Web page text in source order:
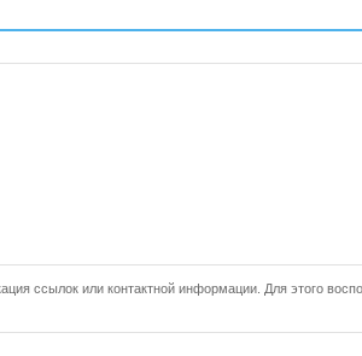
ссылок или контактной информации. Для этого